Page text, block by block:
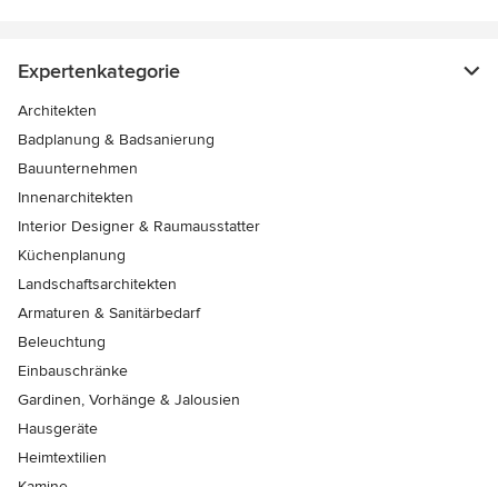
Expertenkategorie
Architekten
Badplanung & Badsanierung
Bauunternehmen
Innenarchitekten
Interior Designer & Raumausstatter
Küchenplanung
Landschaftsarchitekten
Armaturen & Sanitärbedarf
Beleuchtung
Einbauschränke
Gardinen, Vorhänge & Jalousien
Hausgeräte
Heimtextilien